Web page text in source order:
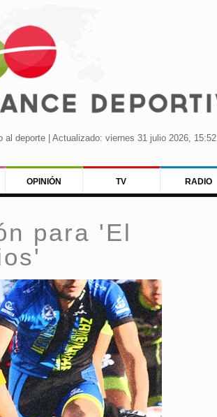
al deporte | Actualizado: viernes 31 julio 2026, 15:52
OPINIÓN TV RADIO
para 'El